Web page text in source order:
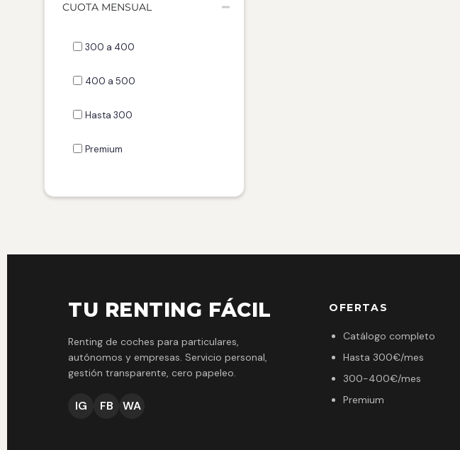
CUOTA MENSUAL
300 a 400
400 a 500
Hasta 300
Premium
TU RENTING FÁCIL
Renting de coches para particulares,
autónomos y empresas. Servicio personal,
gestión transparente, cero papeleo.
IG FB WA
OFERTAS
Catálogo completo
Hasta 300€/mes
300-400€/mes
Premium